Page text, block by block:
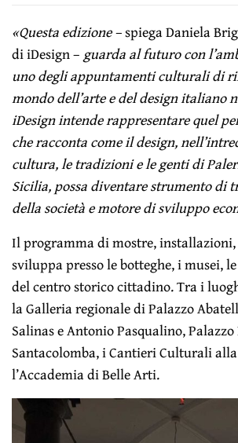
«Questa edizione –spiega Daniela
di iDesign –guarda al futuro con
uno degli appuntamenti culturali di
mondo dell’arte e del design italiano
iDesign intende rappresentare quel
che racconta come il design,
cultura, le tradizioni e le genti di
Sicilia, possa diventare strumento di
della società e motore di sviluppo
Il programma di mostre,
sviluppa presso le botteghe, i musei,
del centro storico cittadino. Tra i
la Galleria regionale di Palazzo
Salinas e Antonio Pasqualino,
Santacolomba, i Cantieri Culturali
l’Accademia di Belle Arti.